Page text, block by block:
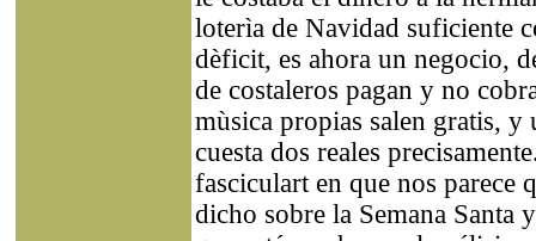
loterìa de Navidad suficiente
dèficit, es ahora un negocio,
de costaleros pagan y no
mùsica propias salen gratis, y
cuesta dos reales
fasciculart en que nos parece
dicho sobre la Semana Santa